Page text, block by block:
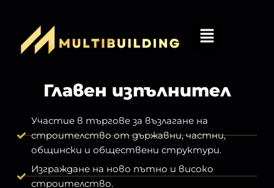
Главен изпълнител
Участие в търгове за възлагане на
строителство от държавни, частни,
общински и обществени структури.
Изграждане на ново пътно и високо
строителство.